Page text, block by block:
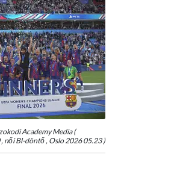
Academy Media (
női Bl-döntő , Oslo 2026 05.23 )